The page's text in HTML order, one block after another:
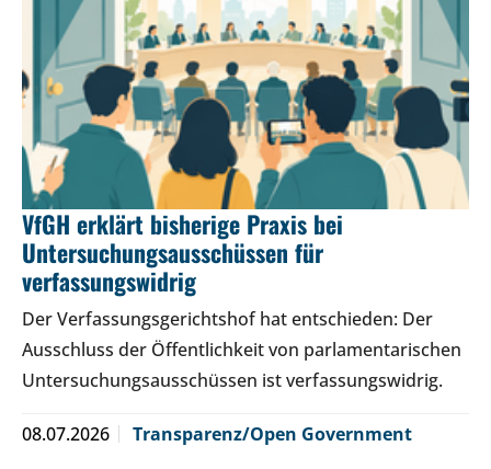
VfGH erklärt bisherige Praxis bei
Untersuchungsausschüssen für
verfassungswidrig
Der Verfassungsgerichtshof hat entschieden: Der
Ausschluss der Öffentlichkeit von parlamentarischen
Untersuchungsausschüssen ist verfassungswidrig.
08.07.2026 Transparenz/Open Government